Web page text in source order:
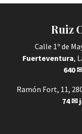
Ruiz
Calle 1º de
Fuerteventura,
640
Ramón Fort, 11,
74 ✉